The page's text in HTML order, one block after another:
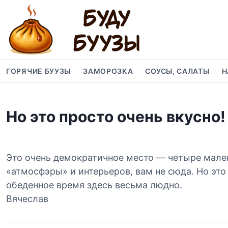
ГОРЯЧИЕ БУУЗЫ ЗАМОРОЗКА СОУСЫ, САЛАТЫ
Но это просто очень вкусно!
Это очень демократичное место — четыре
«атмосфэры» и интерьеров, вам не сюда. Но
обеденное время здесь весьма людно.
Вячеслав